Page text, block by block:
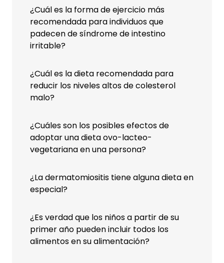
¿Cuál es la forma de ejercicio más
recomendada para individuos que
padecen de síndrome de intestino
irritable?
¿Cuál es la dieta recomendada para
reducir los niveles altos de colesterol
malo?
¿Cuáles son los posibles efectos de
adoptar una dieta ovo-lacteo-
vegetariana en una persona?
¿La dermatomiositis tiene alguna dieta en
especial?
¿Es verdad que los niños a partir de su
primer año pueden incluir todos los
alimentos en su alimentación?